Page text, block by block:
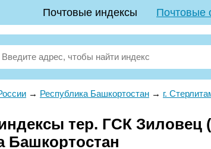
Почтовые индексы Почтовые
→ Республика Башкортостан → г.
тер. ГСК Зиловец
Башкортостан